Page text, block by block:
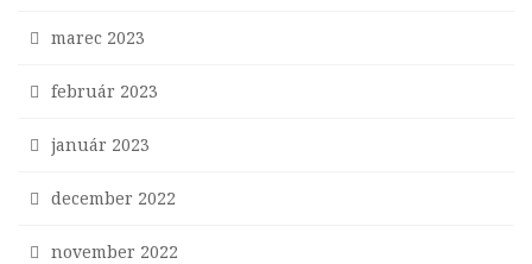
marec 2023
február 2023
január 2023
december 2022
november 2022